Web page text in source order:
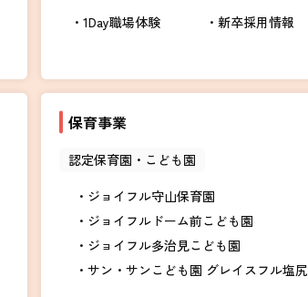
1Day職場体験 新卒採用情報
保育事業
認定保育園・こども園
ジョイフル守山保育園
ジョイフルドーム前こども園
ジョイフル多治見こども園
サン・サンこども園 グレイスフル塩尻